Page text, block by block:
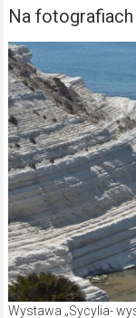
Na
Wystawa „Sycylia-